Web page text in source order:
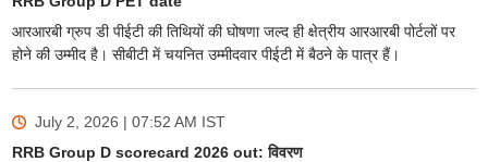
आरआरबी ग्रुप डी पीईटी की तिथियों की घोषणा जल्द ही क्षेत्रीय आरआरबी पोर्टलों पर
होने की उम्मीद है। सीबीटी में चयनित उम्मीदवार पीईटी में बैठने के पात्र हैं।
July 2, 2026 | 07:52 AM IST
RRB Group D scorecard 2026 out: विवरण